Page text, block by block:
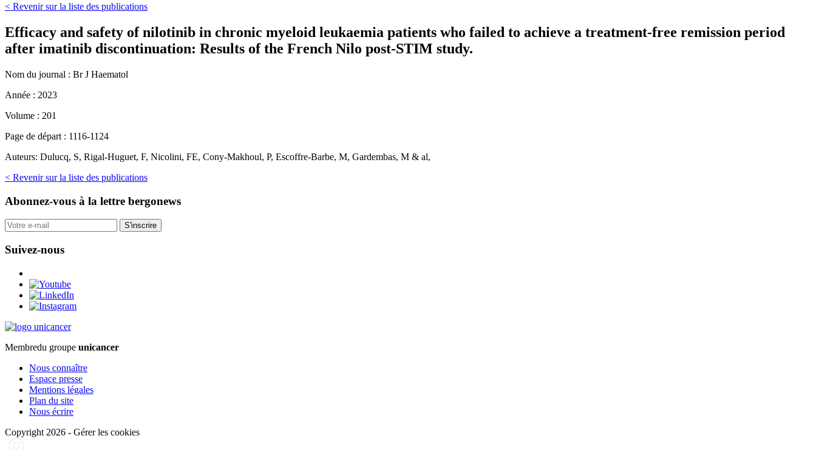
< Revenir sur la liste des publications
Efficacy and safety of nilotinib in chronic myeloid leukaemia patients who failed to achieve a treatment-free remission period
after imatinib discontinuation: Results of the French Nilo post-STIM study.
Nom du journal : Br J Haematol
Année : 2023
Volume : 201
Page de départ : 1116-1124
Auteurs: Dulucq, S, Rigal-Huguet, F, Nicolini, FE, Cony-Makhoul, P, Escoffre-Barbe, M, Gardembas, M & al,
< Revenir sur la liste des publications
Abonnez-vous à la lettre bergonews
S'inscrire
Suivez-nous
Membredu groupe unicancer
Nous connaître
Espace presse
Mentions légales
Plan du site
Nous écrire
Copyright 2026 - Gérer les cookies